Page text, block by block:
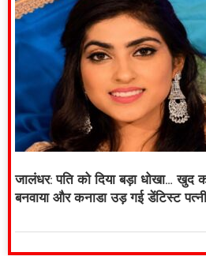
जालंधर: पति को दिया बड़ा धोखा… खुद को
बनवाया और कनाडा उड़ गई डेंटिस्ट